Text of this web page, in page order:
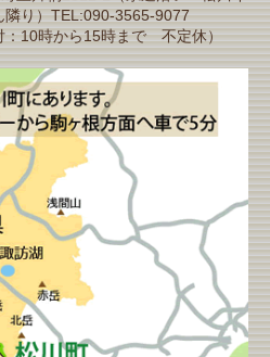
り）TEL:090-3565-9077
10時から15時まで 不定休）